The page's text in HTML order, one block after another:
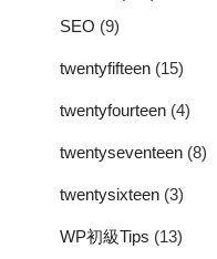
SEO (9)
twentyfifteen (15)
twentyfourteen (4)
twentyseventeen (8)
twentysixteen (3)
WP初級Tips (13)